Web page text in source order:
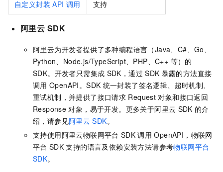
自定义封装 API 调用 支持
阿里云 SDK
阿里云为开发者提供了多种编程语言（Java、C#、Go、
Python、Node.js/TypeScript、PHP、C++ 等）的
SDK。开发者只需集成 SDK，通过 SDK 暴露的方法直接
调用 OpenAPI。SDK 统一封装了签名逻辑、超时机制、
重试机制，并提供了接口请求 Request 对象和接口返回
Response 对象，易于开发。更多关于阿里云 SDK 的介
绍，请参见阿里云 SDK。
支持使用阿里云物联网平台 SDK 调用 OpenAPI，物联网
平台 SDK 支持的语言及依赖安装方法请参考物联网平台
SDK。